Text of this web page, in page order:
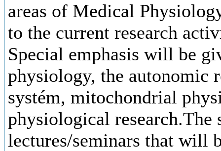
areas of Medical
to the current research
Special emphasis will be
physiology, the autonomic
systém, mitochondrial
physiological
lectures/seminars that will